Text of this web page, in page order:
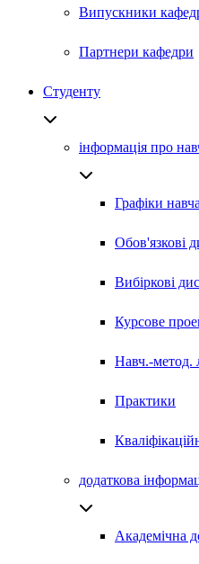
Випускники
Партнери кафедри
Студенту
інформація про
Графіки
Обов'язкові
Вибіркові
Курсове
Навч.-метод.
Практики
додаткова
Академічна